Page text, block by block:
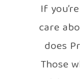
If
care
does
Those